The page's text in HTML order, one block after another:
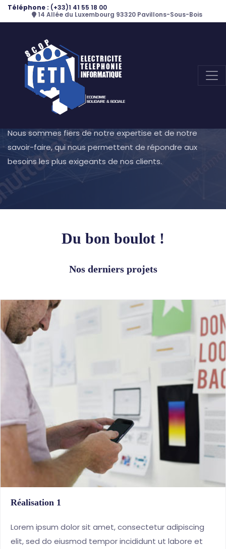
Téléphone : (+33)1 41 55 18 00
14 Allée du Luxembourg 93320 Pavillons-Sous-Bois
Accueil Nos Réalisations
Nous sommes fiers de notre expertise et de notre
savoir-faire, qui nous permettent de répondre aux
besoins les plus exigeants de nos clients.
Du bon boulot !
Nos derniers projets
Réalisation 1
Lorem ipsum dolor sit amet, consectetur adipiscing
elit, sed do eiusmod tempor incididunt ut labore et